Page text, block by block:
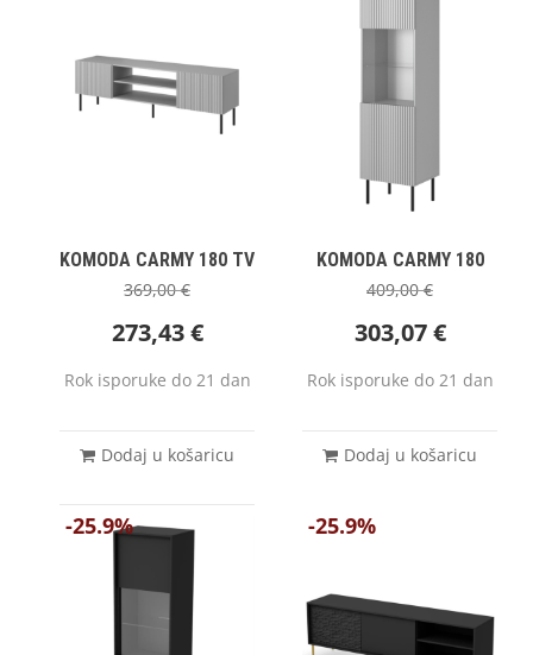
KOMODA CARMY 180 TV
369,00€
273,43€
Rok isporuke do 21 dan
Dodaj u košaricu
KOMODA CARMY 180
409,00€
303,07€
Rok isporuke do 21 dan
Dodaj u košaricu
-25.9% -25.9%